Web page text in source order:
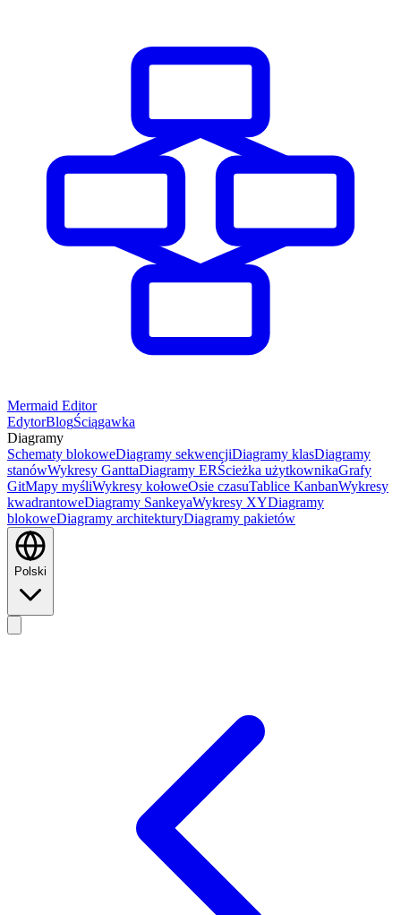
Mermaid Editor
EdytorBlogŚciągawka
Diagramy
Schematy blokoweDiagramy sekwencjiDiagramy klasDiagramy
stanówWykresy GanttaDiagramy ERŚcieżka użytkownikaGrafy
GitMapy myśliWykresy kołoweOsie czasuTablice KanbanWykresy
kwadrantoweDiagramy SankeyaWykresy XYDiagramy
blokoweDiagramy architekturyDiagramy pakietów
Polski